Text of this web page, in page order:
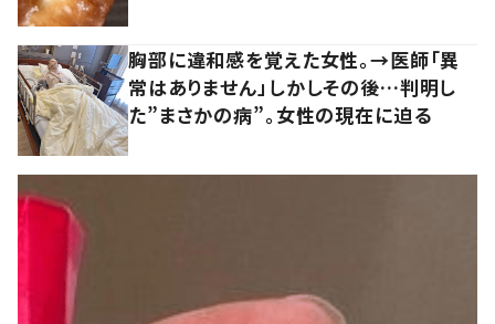
胸部に違和感を覚えた女性。→医師「異
常はありません」しかしその後…判明し
た”まさかの病”。女性の現在に迫る